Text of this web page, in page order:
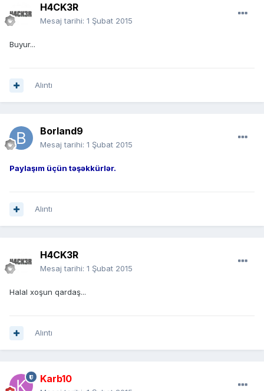
H4CK3R
Mesaj tarihi: 1 Şubat 2015
Buyur...
Alıntı
Borland9
Mesaj tarihi: 1 Şubat 2015
Paylaşım üçün təşəkkürlər.
Alıntı
H4CK3R
Mesaj tarihi: 1 Şubat 2015
Halal xoşun qardaş...
Alıntı
Karb10